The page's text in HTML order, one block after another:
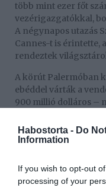
Habostorta - Do
Information
If you wish to opt-out
processing of your
több mint ezer főt
vezérigazgatókkal,
A négynapos utazás
Cannes-t is érintette,
rendeztek
A körút Palermóban
ebéddel várták a
900 millió dolláros –
Boys lépett fel, majd
szórakoztatta a
tűzijáték is
véget, ahol Andrea